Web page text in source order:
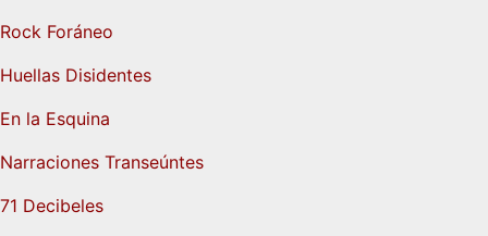
Rock Foráneo
Huellas Disidentes
En la Esquina
Narraciones Transeúntes
71 Decibeles